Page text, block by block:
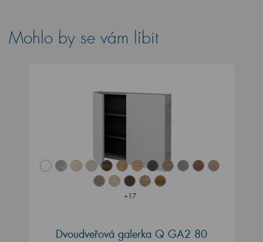
Mohlo by se vám líbit
+17
Dvoudveřová galerka Q GA2 80